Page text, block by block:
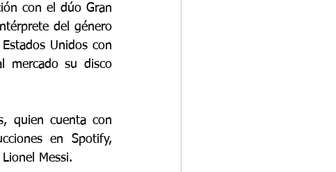
con el dúo Gran
del género
Unidos con
mercado su disco
quien cuenta con
en Spotify,
Messi.